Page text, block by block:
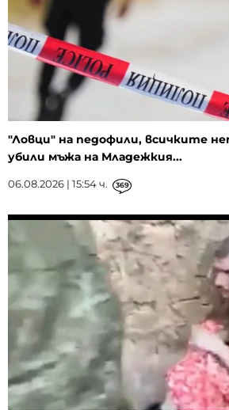
"Ловци" на педофили, всичките
убили мъжа на Младежкия...
06.08.2026 | 15:54 ч. 369